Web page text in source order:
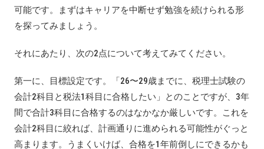
可能です。まずはキャリアを中断せず勉強を続けられる形
を探ってみましょう。
それにあたり、次の2点について考えてみてください。
第一に、目標設定です。「26〜29歳までに、税理士試験の
会計2科目と税法1科目に合格したい」とのことですが、3年
間で合計3科目に合格するのはなかなか厳しいです。これを
会計2科目に絞れば、計画通りに進められる可能性がぐっと
高まります。うまくいけば、合格を1年前倒しにできるかも